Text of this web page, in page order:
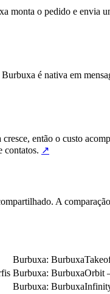
o pedido e envia
é nativa em
então o custo
contatos. ↗
A
Burbuxa: Burbuxa
Burbuxa: BurbuxaOrbit
Burbuxa: Burbuxa